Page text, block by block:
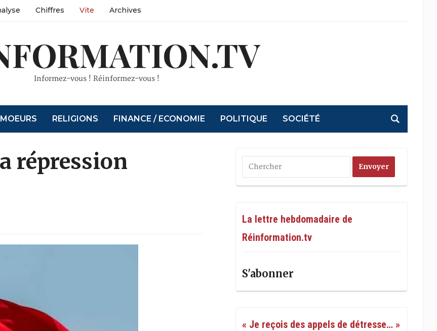
Chiffres Vite Archives
Informez-vous ! Réinformez-vous !
RELIGIONS FINANCE / ECONOMIE POLITIQUE SOCIÉTÉ
répression
La lettre hebdomadaire de
Réinformation.tv
S'abonner
« Je reçois des appels de détresse… »